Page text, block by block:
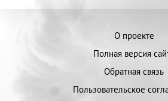
О проекте
Полная версия
Обратная связь
Пользовательское